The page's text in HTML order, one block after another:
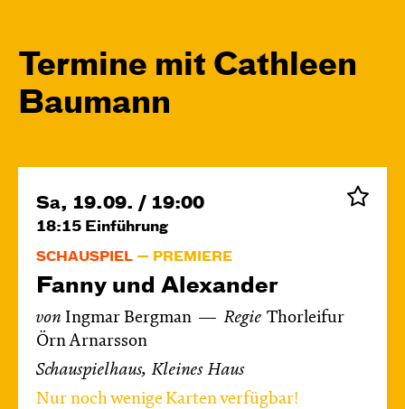
Termine mit Cathleen
Baumann
Sa, 19.09. / 19:00
18:15 Einführung
SCHAUSPIEL PREMIERE
Fanny und Alexander
von Ingmar Bergman Regie Thorleifur
Örn Arnarsson
Schauspielhaus, Kleines Haus
Nur noch wenige Karten verfügbar!